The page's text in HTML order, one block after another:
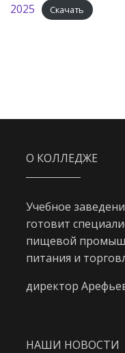
2025
Скачать
О КОЛЛЕДЖЕ
Учебное
готовит
пищевой
питания и
директор
НАШИ НОВОСТИ